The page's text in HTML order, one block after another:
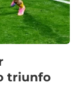
triunfo